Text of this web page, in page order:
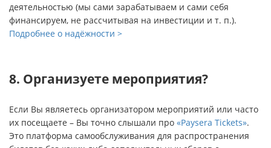
деятельностью (мы сами зарабатываем и сами себя
финансируем, не рассчитывая на инвестиции и т. п.).
Подробнее о надёжности >
8. Организуете мероприятия?
Если Вы являетесь организатором мероприятий или часто
их посещаете – Вы точно слышали про «Paysera Tickets».
Это платформа самообслуживания для распространения